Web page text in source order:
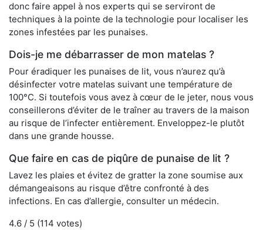
donc faire appel à nos experts qui se serviront de
techniques à la pointe de la technologie pour localiser les
zones infestées par les punaises.
Dois-je me débarrasser de mon matelas ?
Pour éradiquer les punaises de lit, vous n’aurez qu’à
désinfecter votre matelas suivant une température de
100°C. Si toutefois vous avez à cœur de le jeter, nous vous
conseillerons d’éviter de le traîner au travers de la maison
au risque de l’infecter entièrement. Enveloppez-le plutôt
dans une grande housse.
Que faire en cas de piqûre de punaise de lit ?
Lavez les plaies et évitez de gratter la zone soumise aux
démangeaisons au risque d’être confronté à des
infections. En cas d’allergie, consulter un médecin.
4.6 / 5 (114 votes)